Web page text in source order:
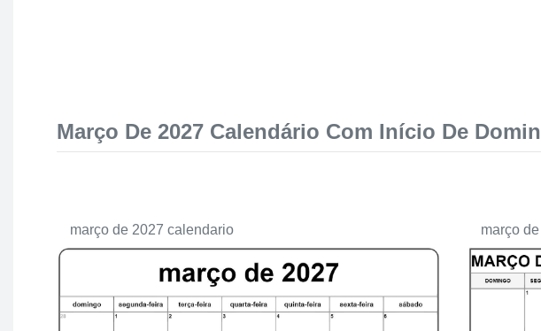
Março De 2027 Calendário Com Início De
março de 2027 calendario março